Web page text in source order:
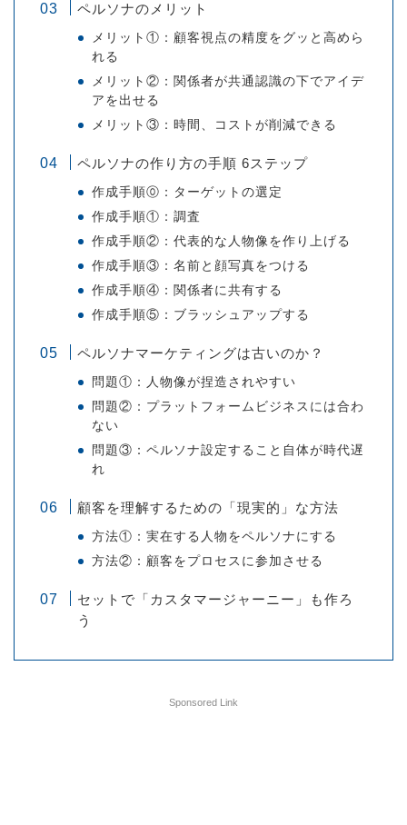
ペルソナのメリット
メリット①：顧客視点の精度をグッと高めら
れる
メリット②：関係者が共通認識の下でアイデ
アを出せる
メリット③：時間、コストが削減できる
ペルソナの作り方の手順 6ステップ
作成手順⓪：ターゲットの選定
作成手順①：調査
作成手順②：代表的な人物像を作り上げる
作成手順③：名前と顔写真をつける
作成手順④：関係者に共有する
作成手順⑤：ブラッシュアップする
ペルソナマーケティングは古いのか？
問題①：人物像が捏造されやすい
問題②：プラットフォームビジネスには合わ
ない
問題③：ペルソナ設定すること自体が時代遅
れ
顧客を理解するための「現実的」な方法
方法①：実在する人物をペルソナにする
方法②：顧客をプロセスに参加させる
セットで「カスタマージャーニー」も作ろ
う
Sponsored Link